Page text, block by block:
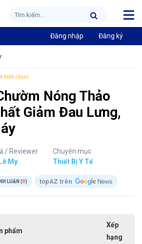
Đăng nhập Đăng ký
bình chọn)
Nóng Thảo
Giảm Đau Lưng,
/ Reviewer
My
Chuyên mục
Thiết Bị Y Tế
LUẬN (0) topAZ trên
phẩm
Xếp
hạng